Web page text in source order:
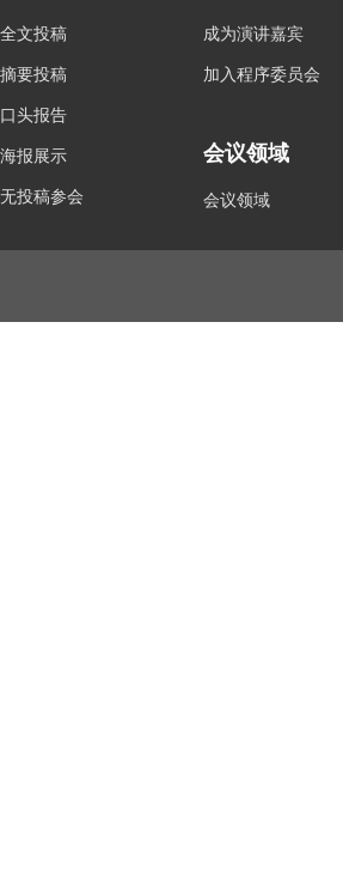
全文投稿
摘要投稿
口头报告
海报展示
无投稿参会
成为演讲嘉宾
加入程序委员会
会议领域
会议领域